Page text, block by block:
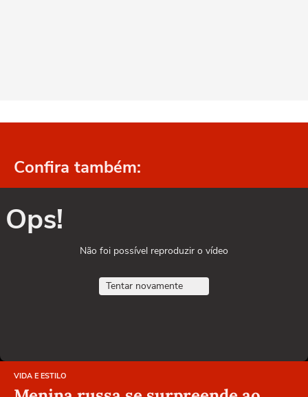
Confira também:
Ops!
Não foi possível reproduzir o vídeo
Tentar novamente
VIDA E ESTILO